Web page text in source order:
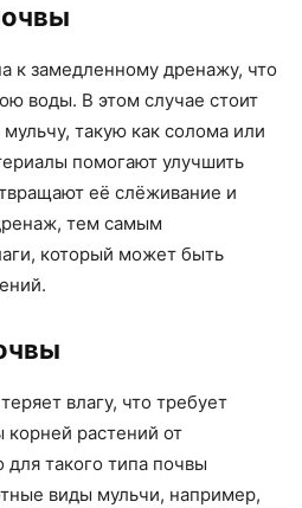
к замедленному дренажу, что
воды. В этом случае стоит
такую как солома или
помогают улучшить
её слёживание и
тем самым
который может быть
влагу, что требует
растений от
такого типа почвы
виды мульчи, например,